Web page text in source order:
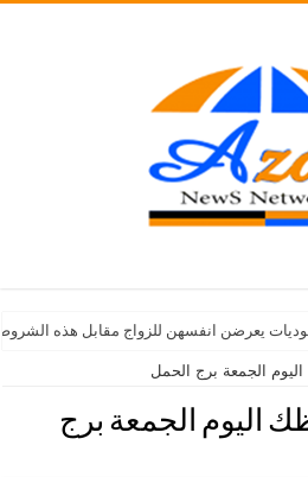
يعرضن انفسهن للزواج مقابل هذه
الجمعة برج الحمل
اليوم الجمعة برج